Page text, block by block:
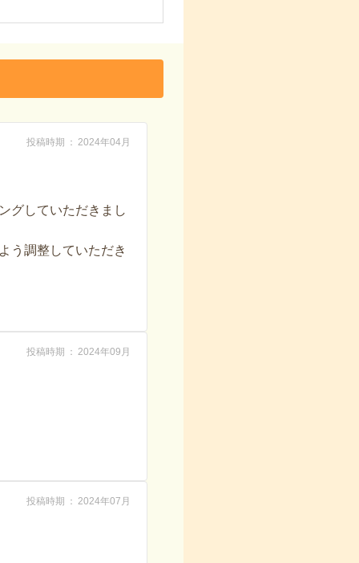
投稿時期 2024年04月
グしていただきまし
う調整していただき
投稿時期 2024年09月
投稿時期 2024年07月